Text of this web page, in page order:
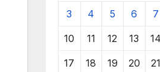
3 4 5 6 7
10 11 12 13 14
17 18 19 20 21